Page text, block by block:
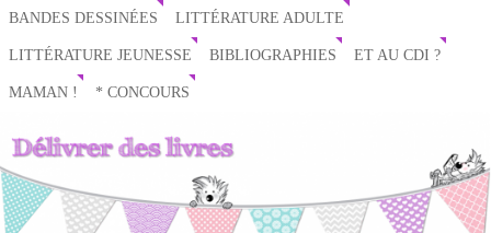
BANDES DESSINÉES LITTÉRATURE ADULTE
LITTÉRATURE JEUNESSE BIBLIOGRAPHIES ET AU CDI ?
MAMAN ! * CONCOURS